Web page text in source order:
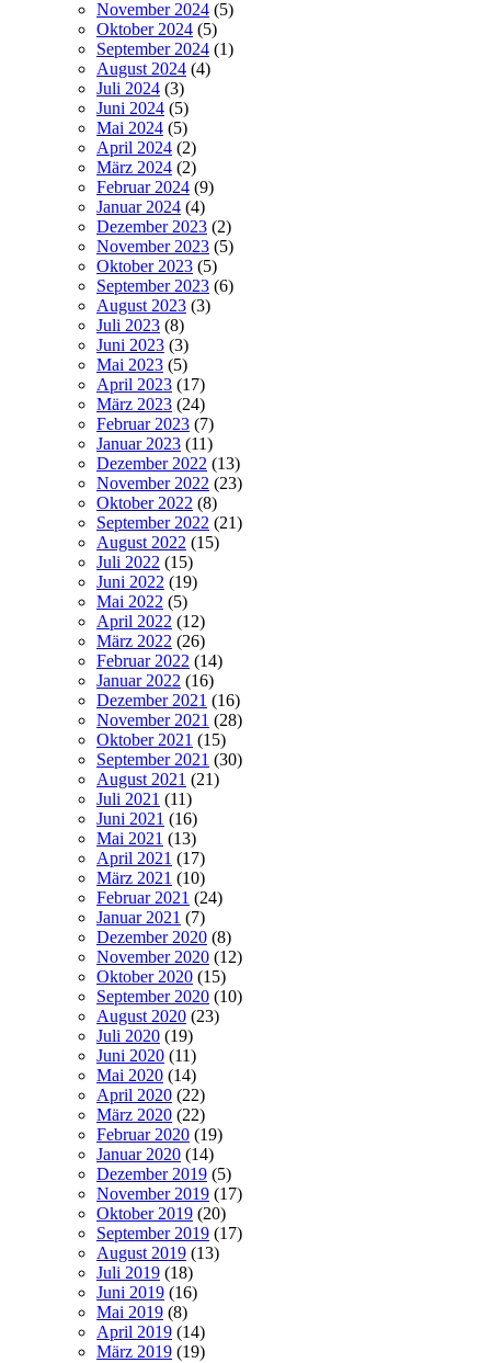
November 2024 (5)
Oktober 2024 (5)
September 2024 (1)
August 2024 (4)
Juli 2024 (3)
Juni 2024 (5)
Mai 2024 (5)
April 2024 (2)
März 2024 (2)
Februar 2024 (9)
Januar 2024 (4)
Dezember 2023 (2)
November 2023 (5)
Oktober 2023 (5)
September 2023 (6)
August 2023 (3)
Juli 2023 (8)
Juni 2023 (3)
Mai 2023 (5)
April 2023 (17)
März 2023 (24)
Februar 2023 (7)
Januar 2023 (11)
Dezember 2022 (13)
November 2022 (23)
Oktober 2022 (8)
September 2022 (21)
August 2022 (15)
Juli 2022 (15)
Juni 2022 (19)
Mai 2022 (5)
April 2022 (12)
März 2022 (26)
Februar 2022 (14)
Januar 2022 (16)
Dezember 2021 (16)
November 2021 (28)
Oktober 2021 (15)
September 2021 (30)
August 2021 (21)
Juli 2021 (11)
Juni 2021 (16)
Mai 2021 (13)
April 2021 (17)
März 2021 (10)
Februar 2021 (24)
Januar 2021 (7)
Dezember 2020 (8)
November 2020 (12)
Oktober 2020 (15)
September 2020 (10)
August 2020 (23)
Juli 2020 (19)
Juni 2020 (11)
Mai 2020 (14)
April 2020 (22)
März 2020 (22)
Februar 2020 (19)
Januar 2020 (14)
Dezember 2019 (5)
November 2019 (17)
Oktober 2019 (20)
September 2019 (17)
August 2019 (13)
Juli 2019 (18)
Juni 2019 (16)
Mai 2019 (8)
April 2019 (14)
März 2019 (19)